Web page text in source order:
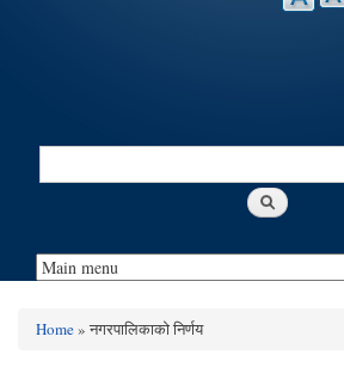
Search
Home» नगरपालिकाको निर्णय